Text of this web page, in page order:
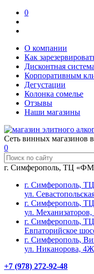
0
О компании
Как
Дисконтная система
Корпоративным
Дегустации
Колонка сомелье
Отзывы
Наши магазины
Сеть винных магазинов
0
г. Симферополь, ТЦ
г. Симферополь,
ул.
г. Симферополь,
ул. Механизаторов,
г. Симферополь,
Евпаторийское
г. Симферополь,
ул. Никанорова, 4Ж
+7 (978) 272-92-48